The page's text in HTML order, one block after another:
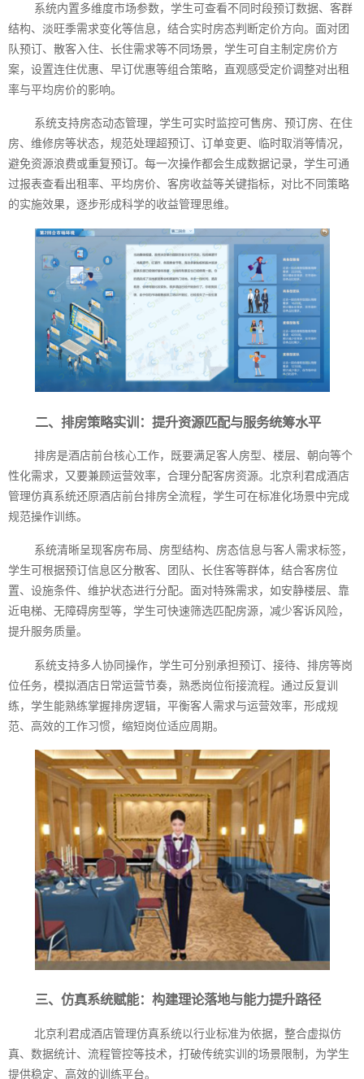
系统内置多维度市场参数，学生可查看不同时段预订数据、客群
结构、淡旺季需求变化等信息，结合实时房态判断定价方向。面对团
队预订、散客入住、长住需求等不同场景，学生可自主制定房价方
案，设置连住优惠、早订优惠等组合策略，直观感受定价调整对出租
率与平均房价的影响。
系统支持房态动态管理，学生可实时监控可售房、预订房、在住
房、维修房等状态，规范处理超预订、订单变更、临时取消等情况，
避免资源浪费或重复预订。每一次操作都会生成数据记录，学生可通
过报表查看出租率、平均房价、客房收益等关键指标，对比不同策略
的实施效果，逐步形成科学的收益管理思维。
二、排房策略实训：提升资源匹配与服务统筹水平
排房是酒店前台核心工作，既要满足客人房型、楼层、朝向等个
性化需求，又要兼顾运营效率，合理分配客房资源。北京利君成酒店
管理仿真系统还原酒店前台排房全流程，学生可在标准化场景中完成
规范操作训练。
系统清晰呈现客房布局、房型结构、房态信息与客人需求标签，
学生可根据预订信息区分散客、团队、长住客等群体，结合客房位
置、设施条件、维护状态进行分配。面对特殊需求，如安静楼层、靠
近电梯、无障碍房型等，学生可快速筛选匹配房源，减少客诉风险，
提升服务质量。
系统支持多人协同操作，学生可分别承担预订、接待、排房等岗
位任务，模拟酒店日常运营节奏，熟悉岗位衔接流程。通过反复训
练，学生能熟练掌握排房逻辑，平衡客人需求与运营效率，形成规
范、高效的工作习惯，缩短岗位适应周期。
三、仿真系统赋能：构建理论落地与能力提升路径
北京利君成酒店管理仿真系统以行业标准为依据，整合虚拟仿
真、数据统计、流程管控等技术，打破传统实训的场景限制，为学生
提供稳定、高效的训练平台。